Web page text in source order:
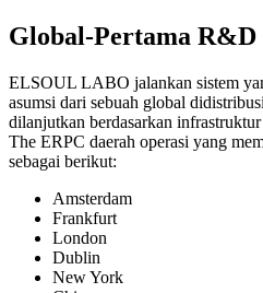
Global-Pertama R&D
ELSOUL LABO jalankan sistem
asumsi dari sebuah global
dilanjutkan berdasarkan
The ERPC daerah operasi yang
sebagai berikut:
Amsterdam
Frankfurt
London
Dublin
New York